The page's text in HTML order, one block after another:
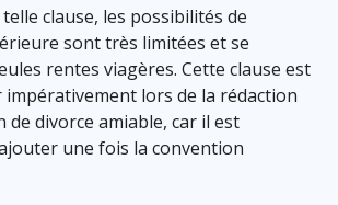
clause, les possibilités de
sont très limitées et se
rentes viagères. Cette clause est
impérativement lors de la rédaction
de divorce amiable, car il est
une fois la convention